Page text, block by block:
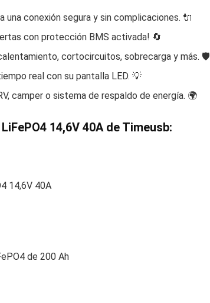
una conexión segura y sin complicaciones. 🔌
con protección BMS activada! 🔄
cortocircuitos, sobrecarga y más. 🛡️
real con su pantalla LED. 💡
camper o sistema de respaldo de energía. 🌍
14,6V 40A de Timeusb:
14,6V 40A
de 200 Ah